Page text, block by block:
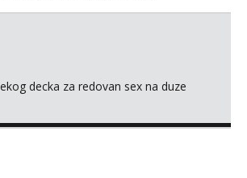
decka za redovan sex na duze